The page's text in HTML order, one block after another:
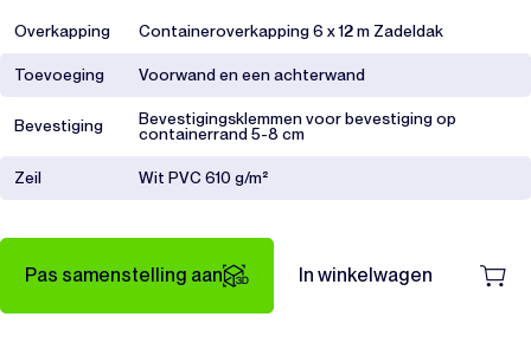
Overkapping Containeroverkapping 6 x 12 m Zadeldak
Toevoeging Voorwand en een achterwand
Bevestiging
Bevestigingsklemmen voor bevestiging op
containerrand 5-8 cm
Zeil Wit PVC 610 g/m²
Pas samenstelling aan In winkelwagen